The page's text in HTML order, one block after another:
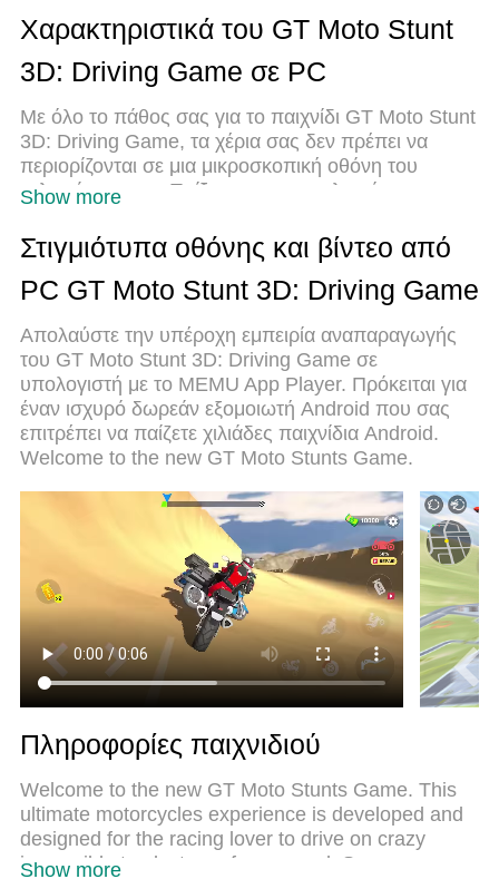
Χαρακτηριστικά του GT Moto Stunt
3D: Driving Game σε PC
Με όλο το πάθος σας για το παιχνίδι GT Moto Stunt
3D: Driving Game, τα χέρια σας δεν πρέπει να
περιορίζονται σε μια μικροσκοπική οθόνη του
τηλεφώνου σας. Παίξτε σαν επαγγελματίας και
πληκτρολόγιο και ποντίκι. Το MEmu σας προσφέρει
όλα όσα περιμένετε. Κατεβάστε και παίξτε GT Moto
Stunt 3D: Driving Game σε υπολογιστή. Παίξτε όσο
δεδομένων κινητής τηλεφωνίας και ενοχλητικών
κλήσεων. Το ολοκαίνουργιο MEmu 9 είναι η
καλύτερη επιλογή για να παίξετε GT Moto Stunt 3D:
Driving Game σε υπολογιστή. Ετοιμασμένο με την
εμπειρία μας, το εξαιρετικό σύστημα
προκαθορισμένης αντιστοίχισης πλήκτρων καθιστά
πραγματικό παιχνίδι υπολογιστή. Ο διαχειριστής
πολλαπλών περιπτώσεων MEmu καθιστά δυνατό
το παιχνίδι με 2 ή περισσότερους λογαριασμούς
στην ίδια συσκευή. Και το πιο σημαντικό, η
αποκλειστική μηχανή εξομοίωσης μας μπορεί να
απελευθερώσει πλήρως τις δυνατότητες του
υπολογιστή σας, κάνοντας τα πάντα ομαλά.
Show more
Στιγμιότυπα οθόνης και βίντεο από
PC GT Moto Stunt 3D: Driving Game
Απολαύστε την υπέροχη εμπειρία αναπαραγωγής
του GT Moto Stunt 3D: Driving Game σε
υπολογιστή με το MEMU App Player. Πρόκειται για
έναν ισχυρό δωρεάν εξομοιωτή Android που σας
επιτρέπει να παίζετε χιλιάδες παιχνίδια Android.
Welcome to the new GT Moto Stunts Game.
Πληροφορίες παιχνιδιού
Welcome to the new GT Moto Stunts Game. This
ultimate motorcycles experience is developed and
designed for the racing lover to drive on crazy
impossible tracks to perform speed. So prepare
Show more